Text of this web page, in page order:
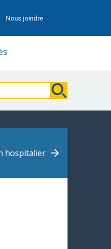
Nous joindre
hospitalier